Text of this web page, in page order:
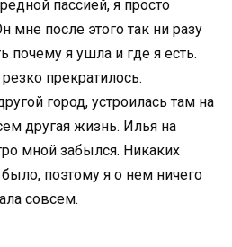
пассией, я просто
мне после этого так ни разу
почему я ушла и где я есть.
прекратилось.
город, устроилась там на
другая жизнь. Илья на
мной забылся. Никаких
поэтому я о нем ничего
совсем.